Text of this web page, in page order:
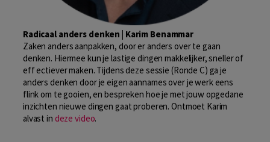
Radicaal anders denken | Karim Benammar
Zaken anders aanpakken, door er anders over te gaan
denken. Hiermee kun je lastige dingen makkelijker, sneller of
eff ectiever maken. Tijdens deze sessie (Ronde C) ga je
anders denken door je eigen aannames over je werk eens
flink om te gooien, en bespreken hoe je met jouw opgedane
inzichten nieuwe dingen gaat proberen. Ontmoet Karim
alvast in deze video.